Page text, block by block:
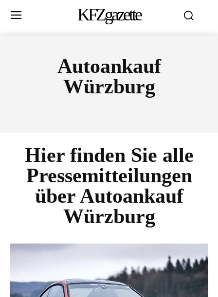
KFZgazette
Autoankauf
Würzburg
Hier finden Sie alle
Pressemitteilungen
überAutoankauf
Würzburg